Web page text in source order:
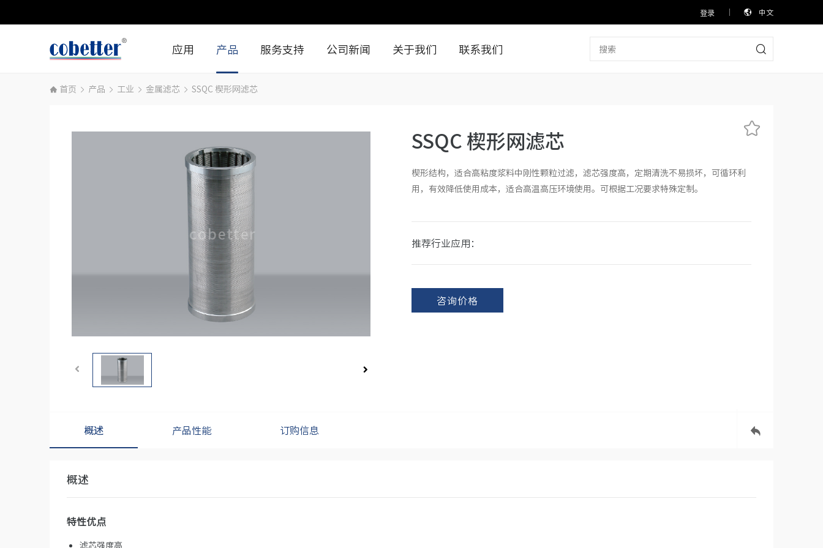
登录 中文
应用 产品 服务支持 公司新闻 关于我们 联系我们
首页 产品 工业 金属滤芯 SSQC 楔形网滤芯
SSQC 楔形网滤芯
楔形结构，适合高粘度浆料中刚性颗粒过滤，滤芯强度高，定期清洗不易损坏，可循环利
用，有效降低使用成本，适合高温高压环境使用。可根据工况要求特殊定制。
推荐行业应用：
咨询价格
概述 产品性能 订购信息
概述
特性优点
滤芯强度高